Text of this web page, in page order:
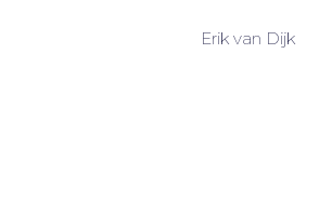
Erik van Dijk